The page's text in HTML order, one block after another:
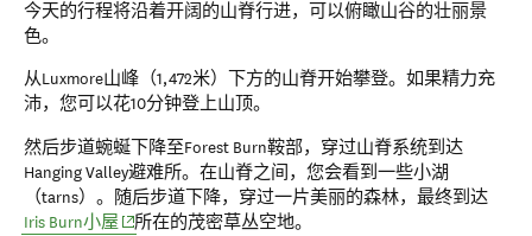
今天的行程将沿着开阔的山脊行进，可以俯瞰山谷的壮丽景
色。
从Luxmore山峰（1,472米）下方的山脊开始攀登。如果精力充
沛，您可以花10分钟登上山顶。
然后步道蜿蜒下降至Forest Burn鞍部，穿过山脊系统到达
Hanging Valley避难所。在山脊之间，您会看到一些小湖
（tarns）。随后步道下降，穿过一片美丽的森林，最终到达
Iris Burn小屋 (opens in new window)
所在的茂密草丛空地。